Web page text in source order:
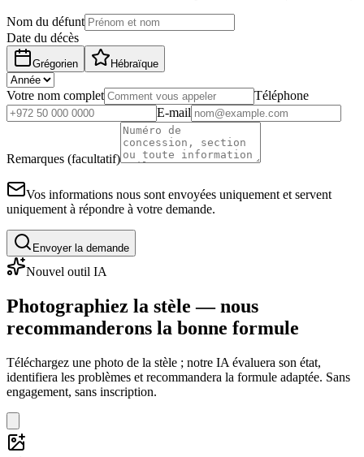
Nom du défunt
Date du décès
Grégorien Hébraïque
Votre nom complet
Téléphone
E-mail
Remarques (facultatif)
Vos informations nous sont envoyées uniquement et servent
uniquement à répondre à votre demande.
Envoyer la demande
Nouvel outil IA
Photographiez la stèle — nous
recommanderons la bonne formule
Téléchargez une photo de la stèle ; notre IA évaluera son état,
identifiera les problèmes et recommandera la formule adaptée. Sans
engagement, sans inscription.